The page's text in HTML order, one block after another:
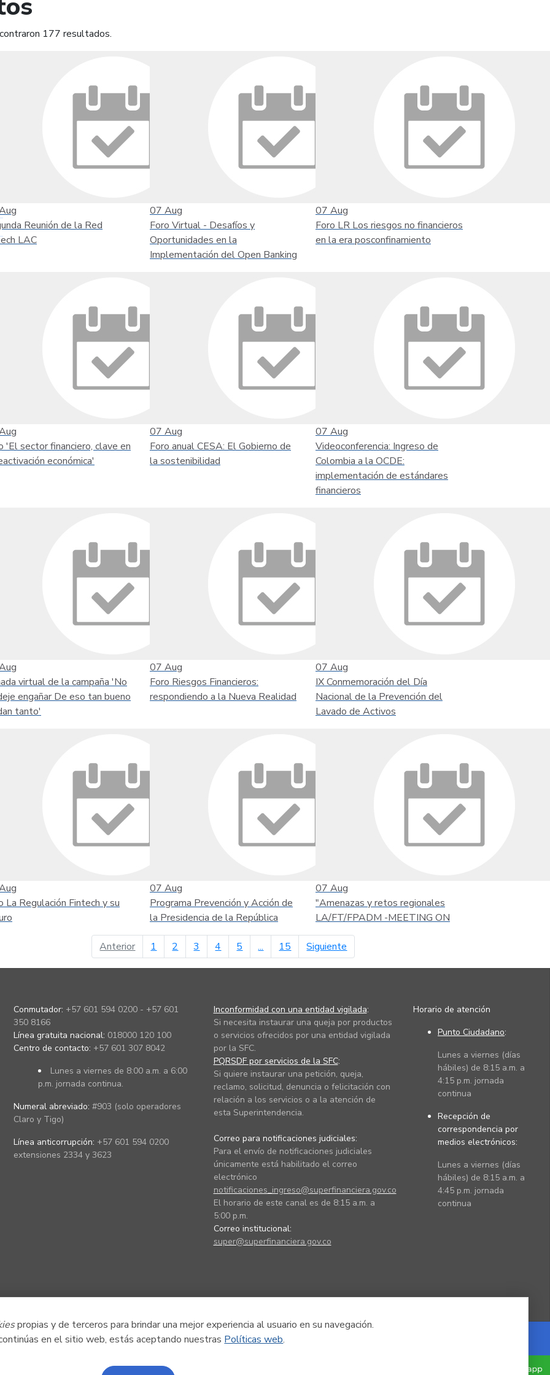
propias y de terceros para brindar una mejor experiencia al usuario en su navegación.
en el sitio web, estás aceptando nuestras Políticas web.
177 resultados.
Reunión de la Red
LAC
07 Aug
Foro Virtual - Desafíos y
Oportunidades en la
Implementación del Open Banking
07 Aug
Foro LR Los riesgos no financieros
en la era posconfinamiento
'El sector financiero, clave en
económica'
07 Aug
Foro anual CESA: El Gobierno de
la sostenibilidad
07 Aug
Videoconferencia: Ingreso de
Colombia a la OCDE:
implementación de estándares
financieros
virtual de la campaña 'No
engañar De eso tan bueno
tanto'
07 Aug
Foro Riesgos Financieros:
respondiendo a la Nueva Realidad
07 Aug
IX Conmemoración del Día
Nacional de la Prevención del
Lavado de Activos
La Regulación Fintech y su
07 Aug
Programa Prevención y Acción de
la Presidencia de la República
07 Aug
"Amenazas y retos regionales
LA/FT/FPADM -MEETING ON
Anteriorpágina anterior
1 2 3 4 5 ... 15 Siguiente
Conmutador: +57 601 594 0200 - +57 601
350 8166
Línea gratuita nacional: 018000 120 100
Centro de contacto: +57 601 307 8042
Lunes a viernes de 8:00 a.m. a 6:00
p.m. jornada continua.
Numeral abreviado: #903 (solo operadores
Claro y Tigo)
Línea anticorrupción: +57 601 594 0200
extensiones 2334 y 3623
Inconformidad con una entidad vigilada:
Si necesita instaurar una queja por productos
o servicios ofrecidos por una entidad vigilada
por la SFC.
PQRSDF por servicios de la SFC:
Si quiere instaurar una petición, queja,
reclamo, solicitud, denuncia o felicitación con
relación a los servicios o a la atención de
esta Superintendencia.
Correo para notificaciones judiciales:
Para el envío de notificaciones judiciales
únicamente está habilitado el correo
electrónico
notificaciones_ingreso@superfinanciera.gov.co
El horario de este canal es de 8:15 a.m. a
5:00 p.m.
Correo institucional:
super@superfinanciera.gov.co
Horario de atención
Punto Ciudadano:
Lunes a viernes (días
hábiles) de 8:15 a.m. a
4:15 p.m. jornada
continua
Recepción de
correspondencia por
medios electrónicos:
Lunes a viernes (días
hábiles) de 8:15 a.m. a
4:45 p.m. jornada
continua
Powered by Nexura